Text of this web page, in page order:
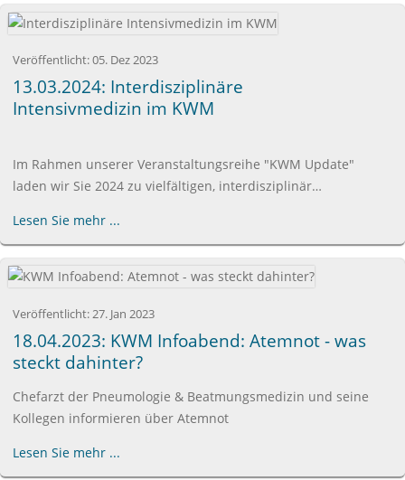
Veröffentlicht:05. Dez 2023
13.03.2024: Interdisziplinäre
Intensivmedizin im KWM
Im Rahmen unserer Veranstaltungsreihe "KWM Update"
laden wir Sie 2024 zu vielfältigen, interdisziplinär…
Lesen Sie mehr ...
Veröffentlicht:27. Jan 2023
18.04.2023: KWM Infoabend: Atemnot - was
steckt dahinter?
Chefarzt der Pneumologie & Beatmungsmedizin und seine
Kollegen informieren über Atemnot
Lesen Sie mehr ...